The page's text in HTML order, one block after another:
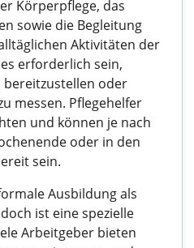
Körperpflege, das
sowie die Begleitung
Aktivitäten der
erforderlich sein,
oder
messen. Pflegehelfer
und können je nach
oder in den
sein.
Ausbildung als
ist eine spezielle
Arbeitgeber bieten